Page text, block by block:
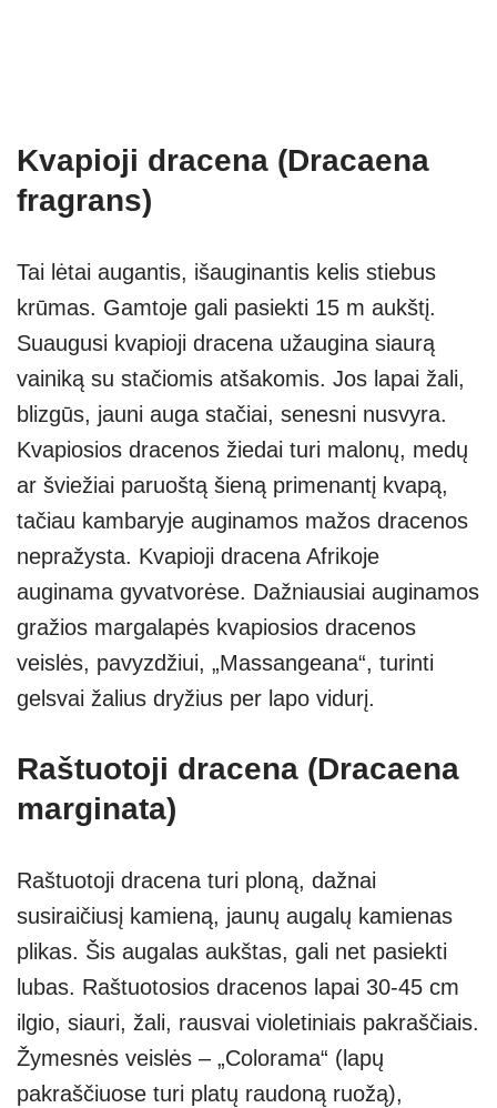
Kvapioji dracena (Dracaena
fragrans)
Tai lėtai augantis, išauginantis kelis stiebus
krūmas. Gamtoje gali pasiekti 15 m aukštį.
Suaugusi kvapioji dracena užaugina siaurą
vainiką su stačiomis atšakomis. Jos lapai žali,
blizgūs, jauni auga stačiai, senesni nusvyra.
Kvapiosios dracenos žiedai turi malonų, medų
ar šviežiai paruoštą šieną primenantį kvapą,
tačiau kambaryje auginamos mažos dracenos
nepražysta. Kvapioji dracena Afrikoje
auginama gyvatvorėse. Dažniausiai auginamos
gražios margalapės kvapiosios dracenos
veislės, pavyzdžiui, „Massangeana“, turinti
gelsvai žalius dryžius per lapo vidurį.
Raštuotoji dracena (Dracaena
marginata)
Raštuotoji dracena turi ploną, dažnai
susiraičiusį kamieną, jaunų augalų kamienas
plikas. Šis augalas aukštas, gali net pasiekti
lubas. Raštuotosios dracenos lapai 30-45 cm
ilgio, siauri, žali, rausvai violetiniais pakraščiais.
Žymesnės veislės – „Colorama“ (lapų
pakraščiuose turi platų raudoną ruožą),